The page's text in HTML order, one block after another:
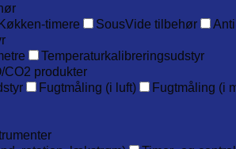
Køkken-timere SousVide tilbehør
Temperaturkalibreringsudstyr
CO2 produkter
Fugtmåling (i luft) Fugtmåling (i